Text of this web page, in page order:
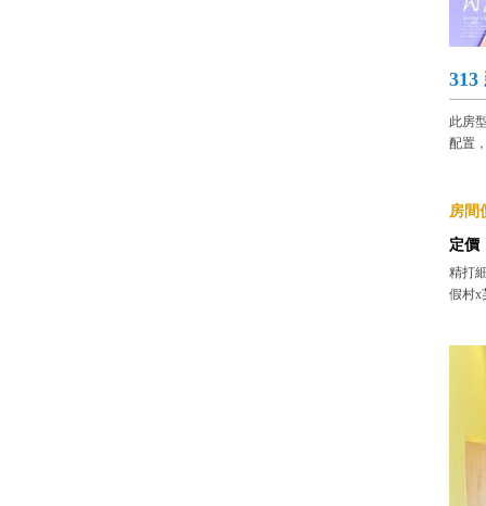
313
此房
配置
房間
定價
精打
假村x